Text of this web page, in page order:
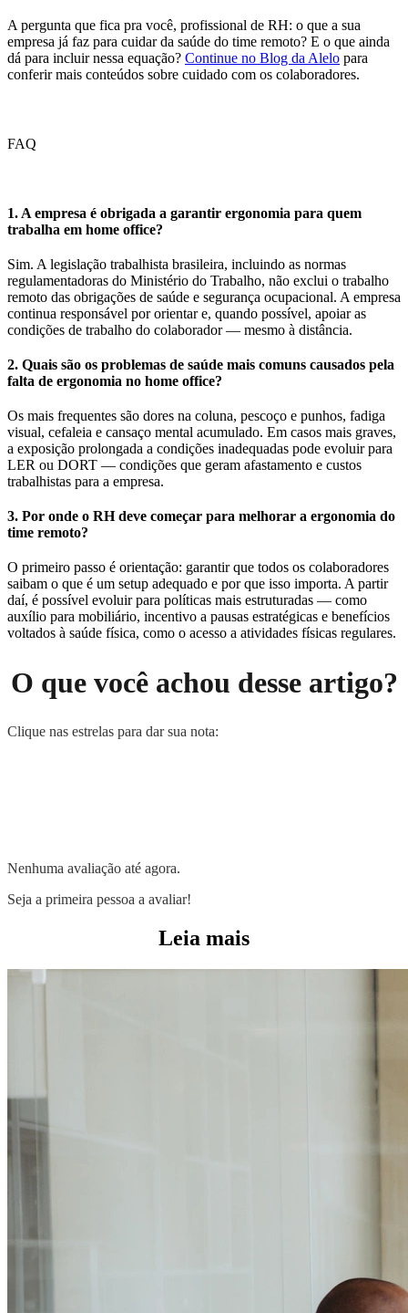
A pergunta que fica pra você, profissional de RH: o que a sua
empresa já faz para cuidar da saúde do time remoto? E o que ainda
dá para incluir nessa equação? Continue no Blog da Alelo para
conferir mais conteúdos sobre cuidado com os colaboradores.
FAQ
1. A empresa é obrigada a garantir ergonomia para quem
trabalha em home office?
Sim. A legislação trabalhista brasileira, incluindo as normas
regulamentadoras do Ministério do Trabalho, não exclui o trabalho
remoto das obrigações de saúde e segurança ocupacional. A empresa
continua responsável por orientar e, quando possível, apoiar as
condições de trabalho do colaborador — mesmo à distância.
2. Quais são os problemas de saúde mais comuns causados pela
falta de ergonomia no home office?
Os mais frequentes são dores na coluna, pescoço e punhos, fadiga
visual, cefaleia e cansaço mental acumulado. Em casos mais graves,
a exposição prolongada a condições inadequadas pode evoluir para
LER ou DORT — condições que geram afastamento e custos
trabalhistas para a empresa.
3. Por onde o RH deve começar para melhorar a ergonomia do
time remoto?
O primeiro passo é orientação: garantir que todos os colaboradores
saibam o que é um setup adequado e por que isso importa. A partir
daí, é possível evoluir para políticas mais estruturadas — como
auxílio para mobiliário, incentivo a pausas estratégicas e benefícios
voltados à saúde física, como o acesso a atividades físicas regulares.
O que você achou desse artigo?
Clique nas estrelas para dar sua nota:
Nenhuma avaliação até agora.
Seja a primeira pessoa a avaliar!
Leia mais